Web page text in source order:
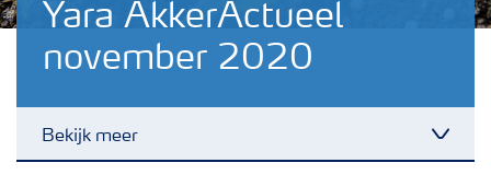
Yara AkkerActueel
november 2020
Bekijk meer